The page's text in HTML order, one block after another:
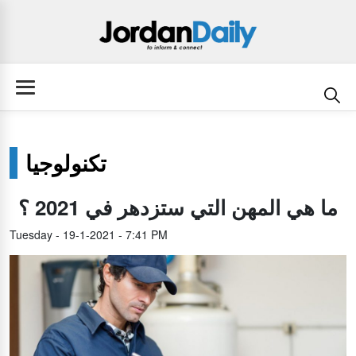
تكنولوجيا
ما هي المهن التي ستزدهر في 2021 ؟
Tuesday - 19-1-2021 - 7:41 PM